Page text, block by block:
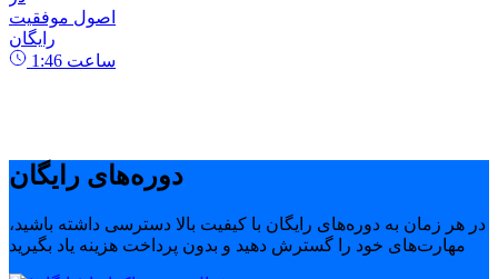
اصول موفقیت
رایگان
1:46 ساعت
دوره‌های رایگان
در هر زمان به دوره‌های رایگان با کیفیت بالا دسترسی داشته باشید،
مهارت‌های خود را گسترش دهید و بدون پرداخت هزینه یاد بگیرید